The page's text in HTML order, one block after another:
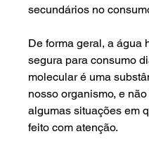
secundários no
De forma geral, a água
segura para consumo
molecular é uma
nosso organismo, e
algumas situações em
feito com atenção.